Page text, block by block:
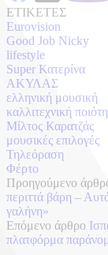
ΕΤΙΚΕΤΕΣ
Eurovision
Good Job Nicky
lifestyle
Super Κατερίνα
ΑΚΥΛΑΣ
ελληνική μουσική
καλλιτεχνική
Μίλτος Καρατζάς
μουσικές επιλογές
Τηλεόραση
Φέρτο
Προηγούμενο
περιττά βάρη –
γαλήνη»
Επόμενο άρθρο
πλατφόρμα